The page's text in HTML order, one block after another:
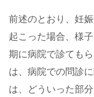
前述のとおり、妊
起こった場合、様
期に病院で診ても
は、病院での問診
は、どういった部